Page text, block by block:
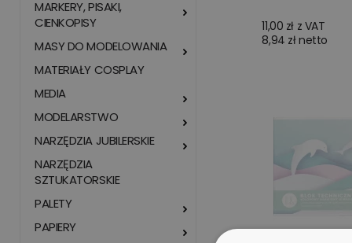
MARKERY, PISAKI,
CIENKOPISY
MASY DO MODELOWANIA
MATERIAŁY COSPLAY
MEDIA
MODELARSTWO
NARZĘDZIA JUBILERSKIE
NARZĘDZIA
SZTUKATORSKIE
PALETY
PAPIERY
11,00 zł z VAT
8,94 zł netto